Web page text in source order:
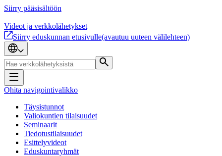
Siirry pääsisältöön
Videot ja verkkolähetykset
Siirry eduskunnan etusivulle(avautuu uuteen välilehteen)
Ohita navigointivalikko
Täysistunnot
Valiokuntien tilaisuudet
Seminaarit
Tiedotustilaisuudet
Esittelyvideot
Eduskuntaryhmät